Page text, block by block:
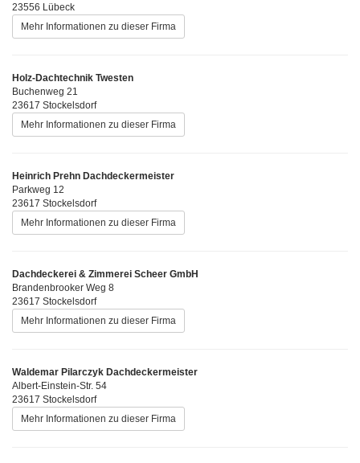
23556 Lübeck
Mehr Informationen zu dieser Firma
Holz-Dachtechnik Twesten
Buchenweg 21
23617 Stockelsdorf
Mehr Informationen zu dieser Firma
Heinrich Prehn Dachdeckermeister
Parkweg 12
23617 Stockelsdorf
Mehr Informationen zu dieser Firma
Dachdeckerei & Zimmerei Scheer GmbH
Brandenbrooker Weg 8
23617 Stockelsdorf
Mehr Informationen zu dieser Firma
Waldemar Pilarczyk Dachdeckermeister
Albert-Einstein-Str. 54
23617 Stockelsdorf
Mehr Informationen zu dieser Firma